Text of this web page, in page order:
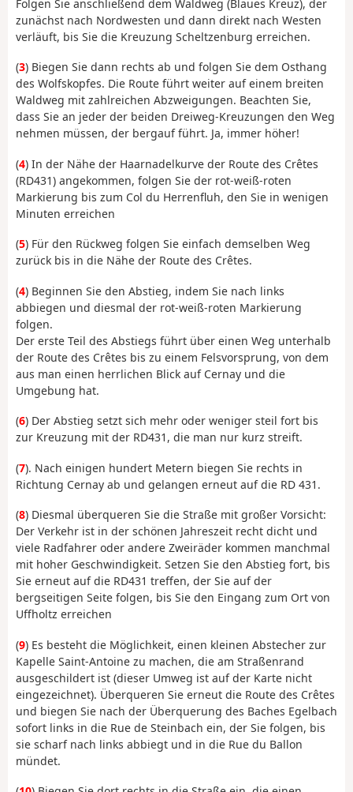
Folgen Sie anschließend dem Waldweg (Blaues Kreuz), der
zunächst nach Nordwesten und dann direkt nach Westen
verläuft, bis Sie die Kreuzung Scheltzenburg erreichen.
(3) Biegen Sie dann rechts ab und folgen Sie dem Osthang
des Wolfskopfes. Die Route führt weiter auf einem breiten
Waldweg mit zahlreichen Abzweigungen. Beachten Sie,
dass Sie an jeder der beiden Dreiweg-Kreuzungen den Weg
nehmen müssen, der bergauf führt. Ja, immer höher!
(4) In der Nähe der Haarnadelkurve der Route des Crêtes
(RD431) angekommen, folgen Sie der rot-weiß-roten
Markierung bis zum Col du Herrenfluh, den Sie in wenigen
Minuten erreichen
(5) Für den Rückweg folgen Sie einfach demselben Weg
zurück bis in die Nähe der Route des Crêtes.
(4) Beginnen Sie den Abstieg, indem Sie nach links
abbiegen und diesmal der rot-weiß-roten Markierung
folgen.
Der erste Teil des Abstiegs führt über einen Weg unterhalb
der Route des Crêtes bis zu einem Felsvorsprung, von dem
aus man einen herrlichen Blick auf Cernay und die
Umgebung hat.
(6) Der Abstieg setzt sich mehr oder weniger steil fort bis
zur Kreuzung mit der RD431, die man nur kurz streift.
(7). Nach einigen hundert Metern biegen Sie rechts in
Richtung Cernay ab und gelangen erneut auf die RD 431.
(8) Diesmal überqueren Sie die Straße mit großer Vorsicht:
Der Verkehr ist in der schönen Jahreszeit recht dicht und
viele Radfahrer oder andere Zweiräder kommen manchmal
mit hoher Geschwindigkeit. Setzen Sie den Abstieg fort, bis
Sie erneut auf die RD431 treffen, der Sie auf der
bergseitigen Seite folgen, bis Sie den Eingang zum Ort von
Uffholtz erreichen
(9) Es besteht die Möglichkeit, einen kleinen Abstecher zur
Kapelle Saint-Antoine zu machen, die am Straßenrand
ausgeschildert ist (dieser Umweg ist auf der Karte nicht
eingezeichnet). Überqueren Sie erneut die Route des Crêtes
und biegen Sie nach der Überquerung des Baches Egelbach
sofort links in die Rue de Steinbach ein, der Sie folgen, bis
sie scharf nach links abbiegt und in die Rue du Ballon
mündet.